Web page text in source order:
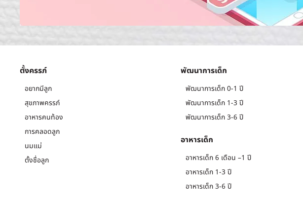
ตั้งครรภ์
อยากมีลูก
สุขภาพครรภ์
อาหารคนท้อง
การคลอดลูก
นมแม่
ตั้งชื่อลูก
พัฒนาการเด็ก
พัฒนาการเด็ก 0-1 ปี
พัฒนาการเด็ก 1-3 ปี
พัฒนาการเด็ก 3-6 ปี
อาหารเด็ก
อาหารเด็ก 6 เดือน –1 ปี
อาหารเด็ก 1-3 ปี
อาหารเด็ก 3-6 ปี